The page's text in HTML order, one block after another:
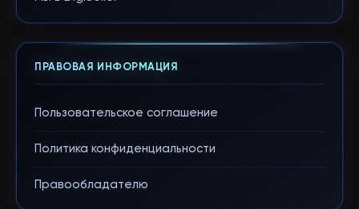
ПРАВОВАЯ ИНФОРМАЦИЯ
Пользовательское соглашение
Политика конфиденциальности
Правообладателю